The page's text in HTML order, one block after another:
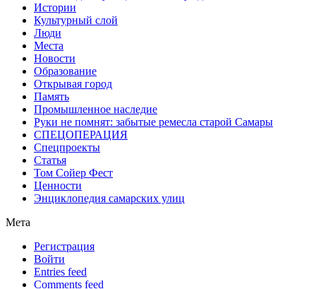
Истории
Культурный слой
Люди
Места
Новости
Образование
Открывая город
Память
Промышленное наследие
Руки не помнят: забытые ремесла старой Самары
СПЕЦОПЕРАЦИЯ
Спецпроекты
Статья
Том Сойер Фест
Ценности
Энциклопедия самарских улиц
Мета
Регистрация
Войти
Entries feed
Comments feed